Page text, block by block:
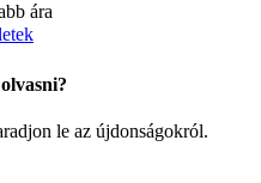
ára
le az újdonságokról.